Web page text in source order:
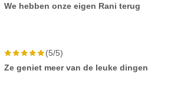
We hebben onze eigen Rani terug
(5/5)
Ze geniet meer van de leuke dingen